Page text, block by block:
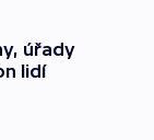
úřady
lidí